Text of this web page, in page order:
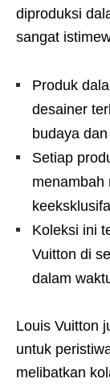
diproduksi
sangat
Produk
desainer
budaya
Setiap
menambah
Koleksi ini
Vuitton di
dalam
Louis Vuitton
untuk
melibatkan